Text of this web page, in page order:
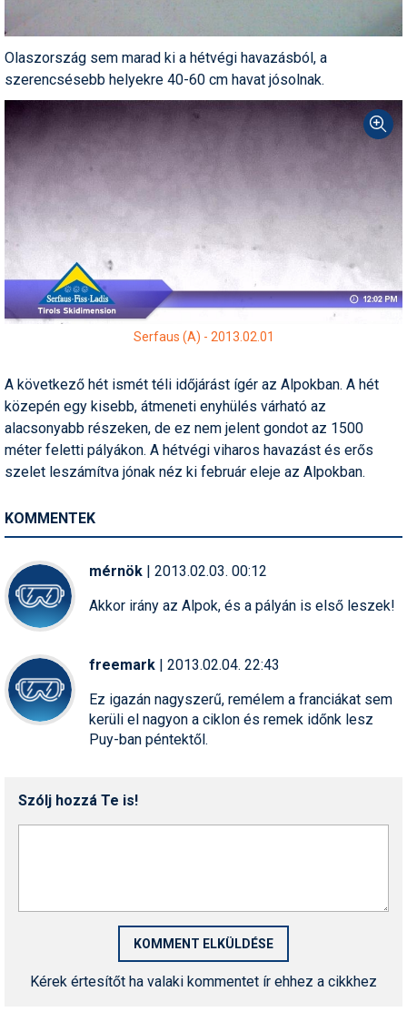
Szánkó
Telemark
Termékajánló
Történelem
Túrasí
Védőfelszerelés
Wellness
Olaszország sem marad ki a hétvégi havazásból, a
szerencsésebb helyekre 40-60 cm havat jósolnak.
Serfaus (A) - 2013.02.01
A következő hét ismét téli időjárást ígér az Alpokban. A hét
közepén egy kisebb, átmeneti enyhülés várható az
alacsonyabb részeken, de ez nem jelent gondot az 1500
méter feletti pályákon. A hétvégi viharos havazást és erős
szelet leszámítva jónak néz ki február eleje az Alpokban.
KOMMENTEK
mérnök | 2013.02.03. 00:12
Akkor irány az Alpok, és a pályán is első leszek!
freemark | 2013.02.04. 22:43
Ez igazán nagyszerű, remélem a franciákat sem
kerüli el nagyon a ciklon és remek időnk lesz
Puy-ban péntektől.
Szólj hozzá Te is!
Kérek értesítőt ha valaki kommentet ír ehhez a cikkhez